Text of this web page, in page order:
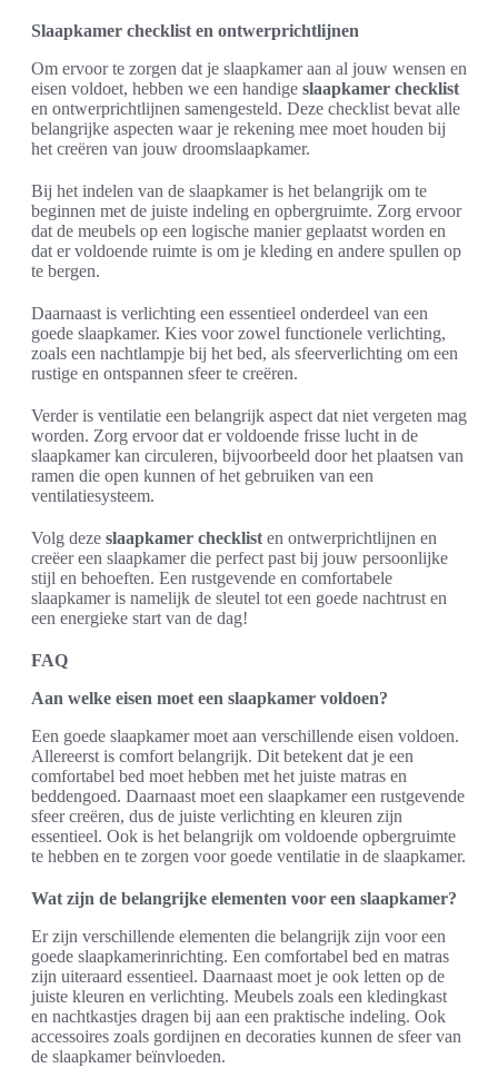
Slaapkamer checklist en ontwerprichtlijnen
Om ervoor te zorgen dat je slaapkamer aan al jouw wensen en
eisen voldoet, hebben we een handige slaapkamer checklist
en ontwerprichtlijnen samengesteld. Deze checklist bevat alle
belangrijke aspecten waar je rekening mee moet houden bij
het creëren van jouw droomslaapkamer.
Bij het indelen van de slaapkamer is het belangrijk om te
beginnen met de juiste indeling en opbergruimte. Zorg ervoor
dat de meubels op een logische manier geplaatst worden en
dat er voldoende ruimte is om je kleding en andere spullen op
te bergen.
Daarnaast is verlichting een essentieel onderdeel van een
goede slaapkamer. Kies voor zowel functionele verlichting,
zoals een nachtlampje bij het bed, als sfeerverlichting om een
rustige en ontspannen sfeer te creëren.
Verder is ventilatie een belangrijk aspect dat niet vergeten mag
worden. Zorg ervoor dat er voldoende frisse lucht in de
slaapkamer kan circuleren, bijvoorbeeld door het plaatsen van
ramen die open kunnen of het gebruiken van een
ventilatiesysteem.
Volg deze slaapkamer checklist en ontwerprichtlijnen en
creëer een slaapkamer die perfect past bij jouw persoonlijke
stijl en behoeften. Een rustgevende en comfortabele
slaapkamer is namelijk de sleutel tot een goede nachtrust en
een energieke start van de dag!
FAQ
Aan welke eisen moet een slaapkamer voldoen?
Een goede slaapkamer moet aan verschillende eisen voldoen.
Allereerst is comfort belangrijk. Dit betekent dat je een
comfortabel bed moet hebben met het juiste matras en
beddengoed. Daarnaast moet een slaapkamer een rustgevende
sfeer creëren, dus de juiste verlichting en kleuren zijn
essentieel. Ook is het belangrijk om voldoende opbergruimte
te hebben en te zorgen voor goede ventilatie in de slaapkamer.
Wat zijn de belangrijke elementen voor een slaapkamer?
Er zijn verschillende elementen die belangrijk zijn voor een
goede slaapkamerinrichting. Een comfortabel bed en matras
zijn uiteraard essentieel. Daarnaast moet je ook letten op de
juiste kleuren en verlichting. Meubels zoals een kledingkast
en nachtkastjes dragen bij aan een praktische indeling. Ook
accessoires zoals gordijnen en decoraties kunnen de sfeer van
de slaapkamer beïnvloeden.